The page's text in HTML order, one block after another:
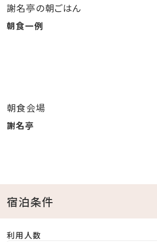
■お部屋
ベッド2台と畳間となっており、グルー
■謝名亭の朝ごはん
・７：００～９：００
・古き良き沖縄「琉球武家屋敷謝名亭
ています。
■施設ご案内
・チェックイン：１５：００ チェックアウ
謝名亭の朝ごはん
朝食一例
朝食会場
謝名亭
宿泊条件
利用人数